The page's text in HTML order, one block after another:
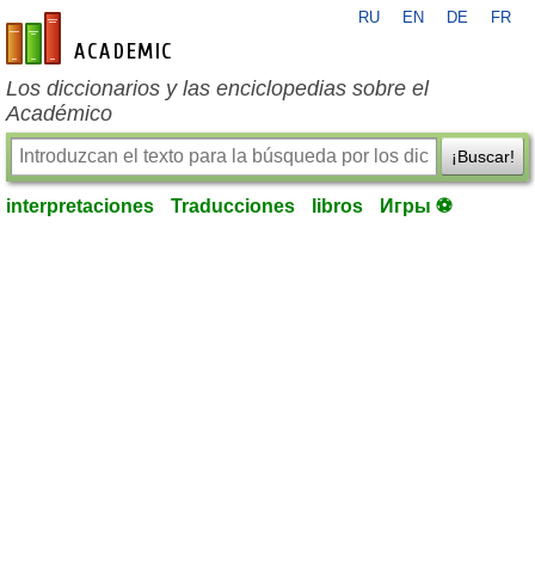
es-academic.com
RU EN DE FR
Los diccionarios y las enciclopedias sobre el
Académico
¡Buscar!
interpretaciones Traducciones libros Игры ⚽